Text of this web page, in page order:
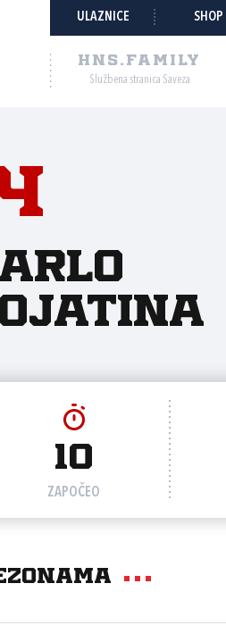
ULAZNICE SHOP
HNS.FAMILY
Službena stranica Saveza
10
ZAPOČEO